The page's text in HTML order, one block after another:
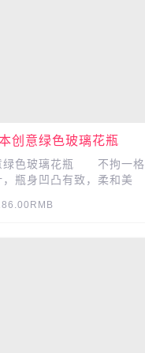
创意绿色玻璃花瓶
绿色玻璃花瓶 不拘一格
，瓶身凹凸有致，柔和美
多枝您喜爱的花艺喜欢插